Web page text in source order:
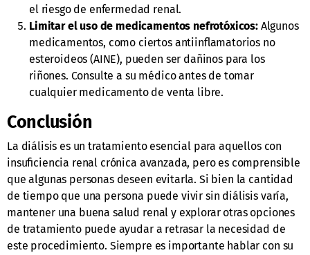
el riesgo de enfermedad renal.
Limitar el uso de medicamentos nefrotóxicos:Algunos
medicamentos, como ciertos antiinflamatorios no
esteroideos (AINE), pueden ser dañinos para los
riñones. Consulte a su médico antes de tomar
cualquier medicamento de venta libre.
Conclusión
La diálisis es un tratamiento esencial para aquellos con
insuficiencia renal crónica avanzada, pero es comprensible
que algunas personas deseen evitarla. Si bien la cantidad
de tiempo que una persona puede vivir sin diálisis varía,
mantener una buena salud renal y explorar otras opciones
de tratamiento puede ayudar a retrasar la necesidad de
este procedimiento. Siempre es importante hablar con su